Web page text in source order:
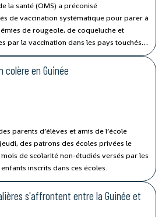
la santé (OMS) a préconisé
de vaccination systématique pour parer à
de rougeole, de coqueluche et
par la vaccination dans les pays touchés
colère en Guinée
parents d’élèves et amis de l’école
des patrons des écoles privées le
de scolarité non-étudiés versés par les
inscrits dans ces écoles.
s'affrontent entre la Guinée et